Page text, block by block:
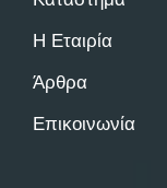
Η Εταιρία
Άρθρα
Επικοινωνία